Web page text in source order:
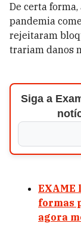
De certa
pandemia
rejeitaram
trariam danos
Siga a
EXAME
formas
agora